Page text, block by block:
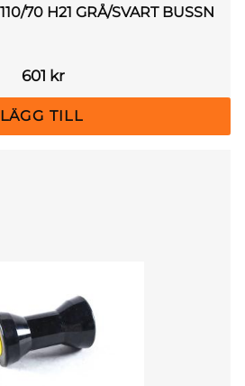
70 H21 GRÅ/SVART BUSSN
601 kr